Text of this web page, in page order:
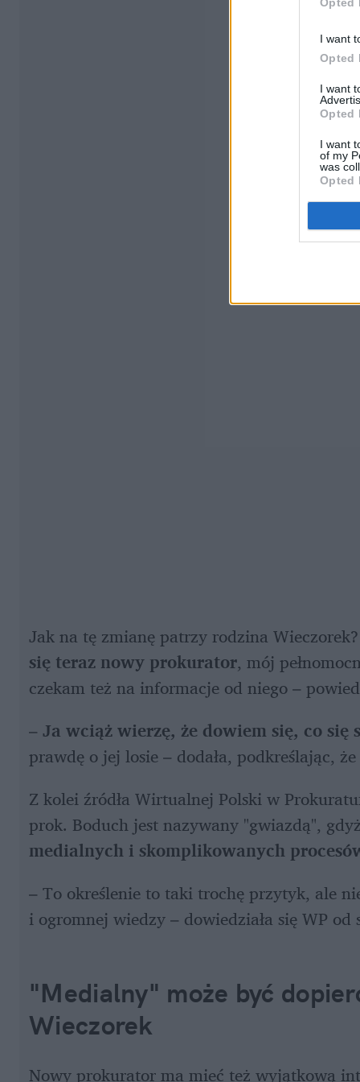
I want
Opted
I want
Opted
I want
of my
was
Opted
Jak na tę zmianę patrzy rodzina
się teraz nowy prokurator, mój
czekam też na informacje od niego –
– Ja wciąż wierzę, że dowiem się, co się
prawdę o jej losie – dodała, podkreślając,
Z kolei źródła Wirtualnej Polski w
prok. Boduch jest nazywany "gwiazdą", gdyż
medialnych i skomplikowanych
– To określenie to taki trochę przytyk, ale
i ogromnej wiedzy – dowiedziała się WP
"Medialny" może być
Wieczorek
Nowy prokurator ma mieć też wyjątkową